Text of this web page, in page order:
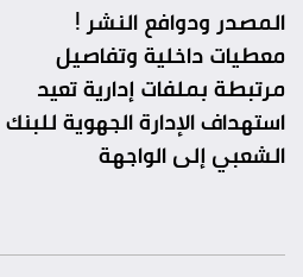
المصدر ودوافع النشر !
معطيات داخلية وتفاصيل
مرتبطة بملفات إدارية تعيد
استهداف الإدارة الجهوية للبنك
الشعبي إلى الواجهة